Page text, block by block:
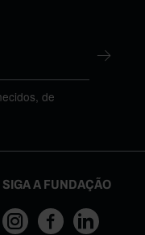
de
SIGA A FUNDAÇÃO